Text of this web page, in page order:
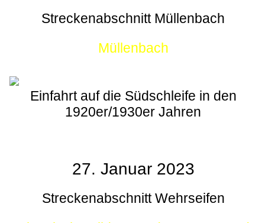
Streckenabschnitt Müllenbach
Müllenbach
Einfahrt auf die Südschleife in den
1920er/1930er Jahren
27. Januar 2023
Streckenabschnitt Wehrseifen